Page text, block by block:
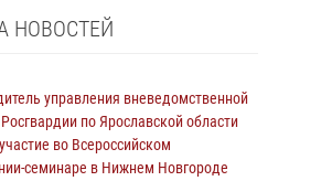
НОВОСТЕЙ
управления вневедомственной
по Ярославской области
во Всероссийском
семинаре в Нижнем Новгороде